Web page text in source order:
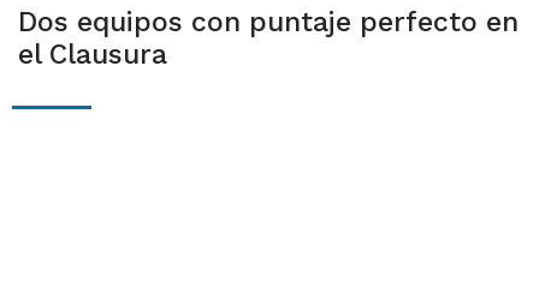
Dos equipos con puntaje perfecto en
el Clausura